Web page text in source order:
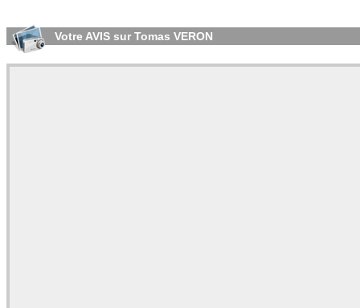
Votre AVIS sur Tomas VERON